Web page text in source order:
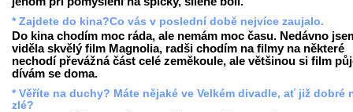
* Zajdete do kina?Co vás v poslední době nejvíce zaujalo.
Do kina chodím moc ráda, ale nemám moc času. Nedávno
viděla skvělý film Magnolia, radši chodím na filmy na některé
nechodí převážná část celé zeměkoule, ale většinou si film
dívám se doma.
* Věříte na duchy? Máte nějaké ve Velkém divadle, ať již dobré
zlé?